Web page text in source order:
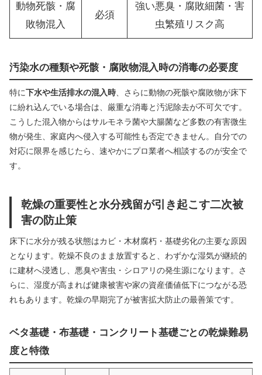
動物死骸・腐
敗物混入
必須
強い悪臭・腐敗細菌・害
虫繁殖リスク高
汚染水の種類や死骸・腐敗物混入時の消毒の必要度
特に下水や生活排水の混入時 、さらに動物の死骸や腐敗物が床下
に紛れ込んでいる場合は、厳重な消毒と汚泥除去が不可欠です。
こうした混入物からはサルモネラ菌や大腸菌など多数の有害微生
物が発生、家庭内へ侵入する可能性も否定できません。自分での
対応に限界を感じたら、速やかにプロ業者へ相談するのが安全で
す。
乾燥の重要性と水分残留が引き起こす二次被
害の防止策
床下に水分が残る状態はカビ・木材腐朽・基礎劣化の主要な原因
となります。乾燥不良のまま放置すると、わずかな湿気が継続的
に建材へ浸透し、悪臭や害虫・シロアリの発生源になります。さ
らに、湿度が高まれば健康被害や家の資産価値低下につながる恐
れもあります。乾燥の早期完了が被害拡大防止の最善策です。
ベタ基礎・布基礎・コンクリート基礎ごとの乾燥難易
度と特徴